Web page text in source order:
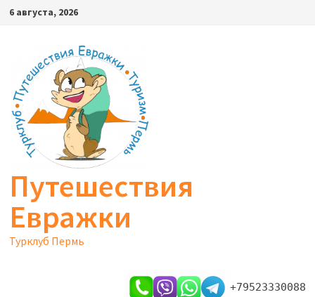
Перейти
содержимому
6 августа, 2026
Путешествия
Евражки
Турклуб Пермь
+79523330088